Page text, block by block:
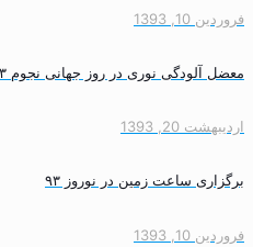
فروردین 10, 1393
معضل آلودگی نوری در روز جهانی نجوم ۱۳۹۳
اردیبهشت 20, 1393
برگزاری ساعت زمین در نوروز ۹۳
فروردین 10, 1393